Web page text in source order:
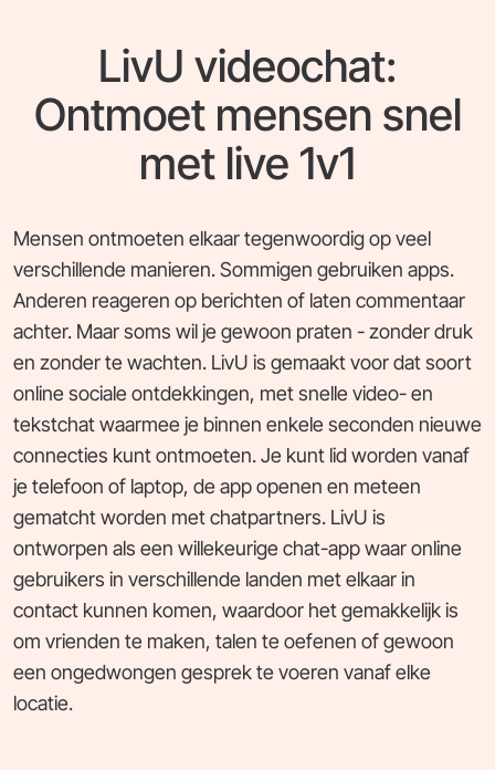
LivU videochat:
Ontmoet mensen snel
met live 1v1
Mensen ontmoeten elkaar tegenwoordig op veel
verschillende manieren. Sommigen gebruiken apps.
Anderen reageren op berichten of laten commentaar
achter. Maar soms wil je gewoon praten - zonder druk
en zonder te wachten. LivU is gemaakt voor dat soort
online sociale ontdekkingen, met snelle video- en
tekstchat waarmee je binnen enkele seconden nieuwe
connecties kunt ontmoeten. Je kunt lid worden vanaf
je telefoon of laptop, de app openen en meteen
gematcht worden met chatpartners. LivU is
ontworpen als een willekeurige chat-app waar online
gebruikers in verschillende landen met elkaar in
contact kunnen komen, waardoor het gemakkelijk is
om vrienden te maken, talen te oefenen of gewoon
een ongedwongen gesprek te voeren vanaf elke
locatie.